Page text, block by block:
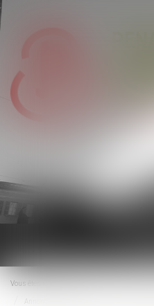
Vous êtes ici :
Annonces immobilières sans DPE : des